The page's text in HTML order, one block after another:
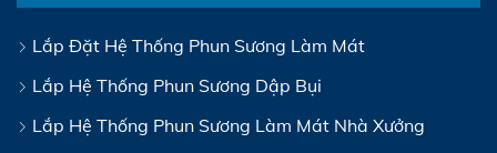
Lắp Đặt Hệ Thống Phun Sương Làm Mát
Lắp Hệ Thống Phun Sương Dập Bụi
Lắp Hệ Thống Phun Sương Làm Mát Nhà Xưởng